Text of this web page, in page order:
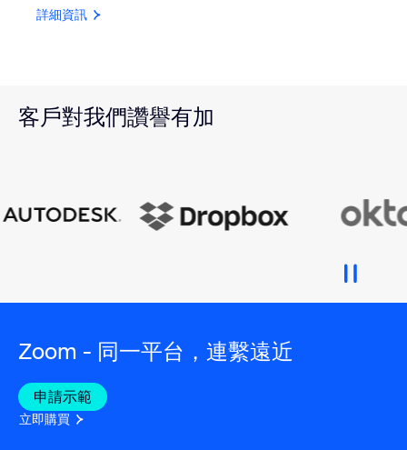
詳細資訊
客戶對我們讚譽有加
Zoom - 同一平台，連繫遠近
申請示範
立即購買